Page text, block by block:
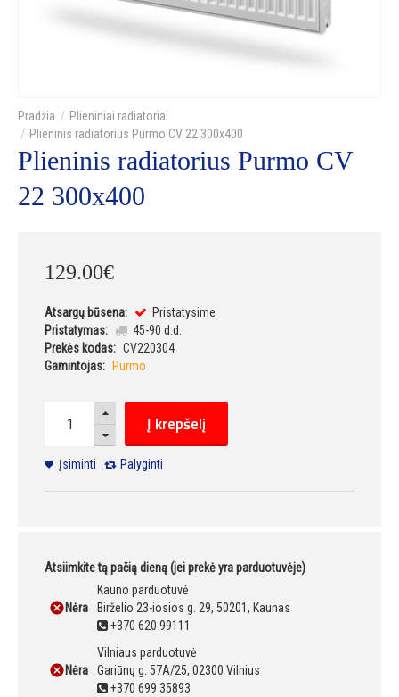
Plieniniai radiatoriai
Plieninis radiatorius Purmo CV 22 300x400
Plieninis radiatorius Purmo CV
22 300x400
129.00€
Atsargų būsena:
Pristatysime
Pristatymas:
45-90 d.d.
Prekės kodas: CV220304
Gamintojas:
Purmo
Į krepšelį
Įsiminti Palyginti
Atsiimkite tą pačią dieną (jei prekė yra parduotuvėje)
Nėra
Kauno parduotuvė
Birželio 23-iosios g. 29, 50201, Kaunas
+370 620 99111
Nėra
Vilniaus parduotuvė
Gariūnų g. 57A/25, 02300 Vilnius
+370 699 35893